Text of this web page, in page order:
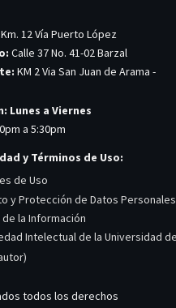
Km. 12 Vía Puerto López
Calle 37 No. 41-02 Barzal
KM 2 Via San Juan de Arama -
Lunes a Viernes
a 5:30pm
y Términos de Uso:
de Uso
y Protección de Datos Personales
la Información
Intelectual de la Universidad
todos los derechos